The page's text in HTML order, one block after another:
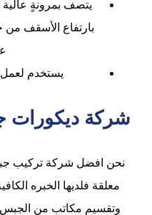
يتصف بمرونةٍ عالية
بارتفاع الأسقف من
يستخدم لعمل
شركة ديكورات
نحن افضل شركة تركيب
معلقة فلديها الخبره
وتقسيم مكاتب من